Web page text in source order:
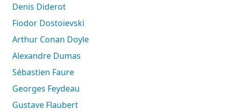
Denis Diderot
Fiodor Dostoïevski
Arthur Conan Doyle
Alexandre Dumas
Sébastien Faure
Georges Feydeau
Gustave Flaubert